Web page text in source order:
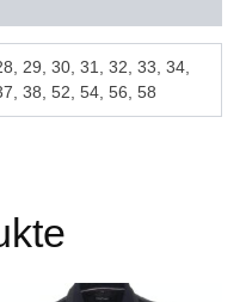
29, 30, 31, 32, 33, 34,
38, 52, 54, 56, 58
Ursprünglicher
Aktueller
Dieses